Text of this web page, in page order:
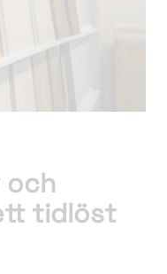
och
tidlöst